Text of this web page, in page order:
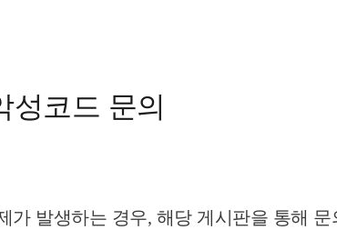
성코드 문의
가 발생하는 경우, 해당 게시판을 통해